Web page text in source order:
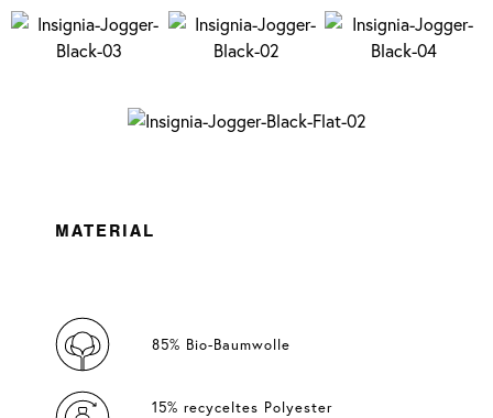
MATERIAL
85% Bio-Baumwolle
15% recyceltes Polyester